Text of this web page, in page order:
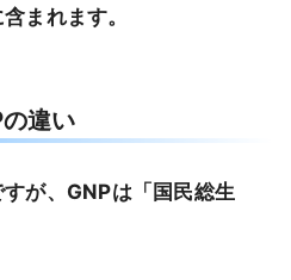
まれます。
違い
が、GNPは「国民総生